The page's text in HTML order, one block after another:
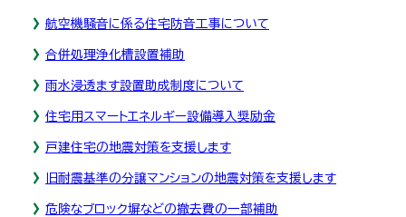
航空機騒音に係る住宅防音工事について
合併処理浄化槽設置補助
雨水浸透ます設置助成制度について
住宅用スマートエネルギー設備導入奨励金
戸建住宅の地震対策を支援します
旧耐震基準の分譲マンションの地震対策を支援します
危険なブロック塀などの撤去費の一部補助